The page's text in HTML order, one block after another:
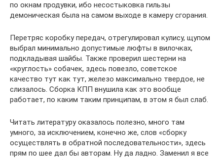
по окнам продувки, ибо несостыковка гильзы
демоническая была на самом выходе в камеру сгорания.
Перетряс коробку передач, отрегулировал кулису, щупом
выбрал минимально допустимые люфты в вилочках,
подкладывая шайбы. Также проверил шестерни на
«круглость» собачек, здесь повезло, советское
качество тут как тут, железо максимально твердое, не
слизалось. Сборка КПП внушила как это вообще
работает, по каким таким принципам, в этом я был слаб.
Читать литературу оказалось полезно, много там
умного, за исключением, конечно же, слов «сборку
осуществлять в обратной последовательности», здесь
прям по шее дал бы авторам. Ну да ладно. Заменил я все